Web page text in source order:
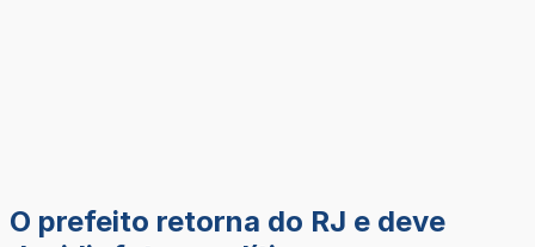
O prefeito retorna do RJ e deve